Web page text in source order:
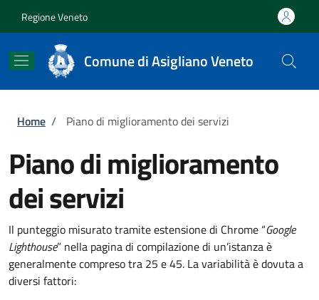
Regione Veneto
Comune di Asigliano Veneto
Briciole di pane
Home / Piano di miglioramento dei servizi
Piano di miglioramento
dei servizi
Il punteggio misurato tramite estensione di Chrome “Google
Lighthouse” nella pagina di compilazione di un’istanza è
generalmente compreso tra 25 e 45. La variabilità è dovuta a
diversi fattori: